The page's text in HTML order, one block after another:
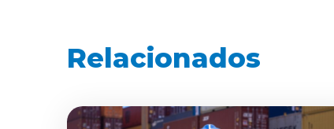
Relacionados